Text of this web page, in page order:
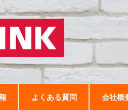
よくある質問 会社概